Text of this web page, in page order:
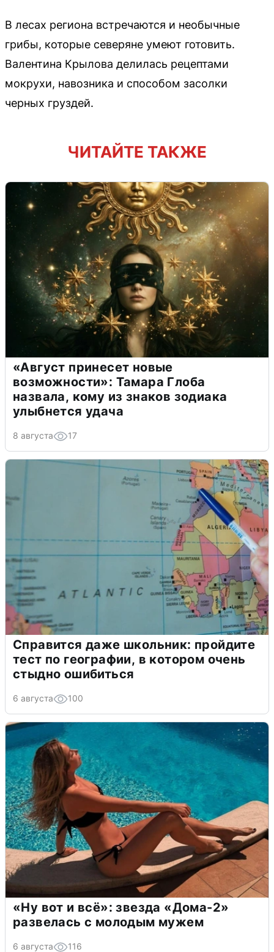
В лесах региона встречаются и необычные
грибы, которые северяне умеют готовить.
Валентина Крылова делилась рецептами
мокрухи, навозника и способом засолки
черных груздей.
ЧИТАЙТЕ ТАКЖЕ
«Август принесет новые
возможности»: Тамара Глоба
назвала, кому из знаков зодиака
улыбнется удача
8 августа 17
Справится даже школьник: пройдите
тест по географии, в котором очень
стыдно ошибиться
6 августа 100
«Ну вот и всё»: звезда «Дома-2»
развелась с молодым мужем
6 августа 116